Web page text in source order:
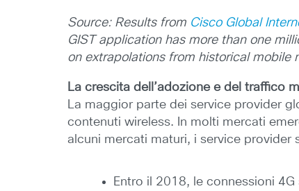
Source: Results from Cisco Global
GIST application has more than one
on extrapolations from historical mobile
La crescita dell’adozione e del traffico
La maggior parte dei service provider
contenuti wireless. In molti mercati
alcuni mercati maturi, i service
Entro il 2018, le connessioni